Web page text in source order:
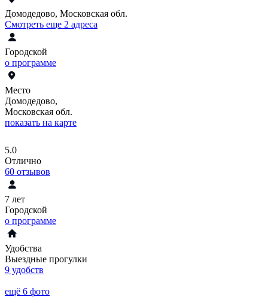
Домодедово, Московская обл.
Смотреть еще 2 адреса
Городской
о программе
Место
Домодедово,
Московская обл.
показать на карте
5.0
Отлично
60 отзывов
7 лет
Городской
о программе
Удобства
Выездные прогулки
9 удобств
ещё 6 фото